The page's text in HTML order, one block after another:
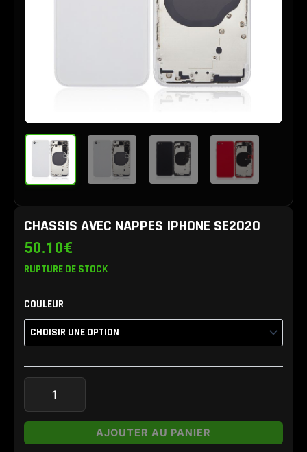
CHASSIS AVEC NAPPES IPHONE SE2020
50.10€
RUPTURE DE STOCK
COULEUR
quantité
Chassis
iPhone
SE2020
AJOUTER AU PANIER